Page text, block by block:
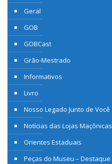
Geral
GOB
GOBCast
Grão-Mestrado
Informativos
Livro
Nosso Legado Junto de Você
Notícias das Lojas Maçônicas
Orientes Estaduais
Peças do Museu – Destaque